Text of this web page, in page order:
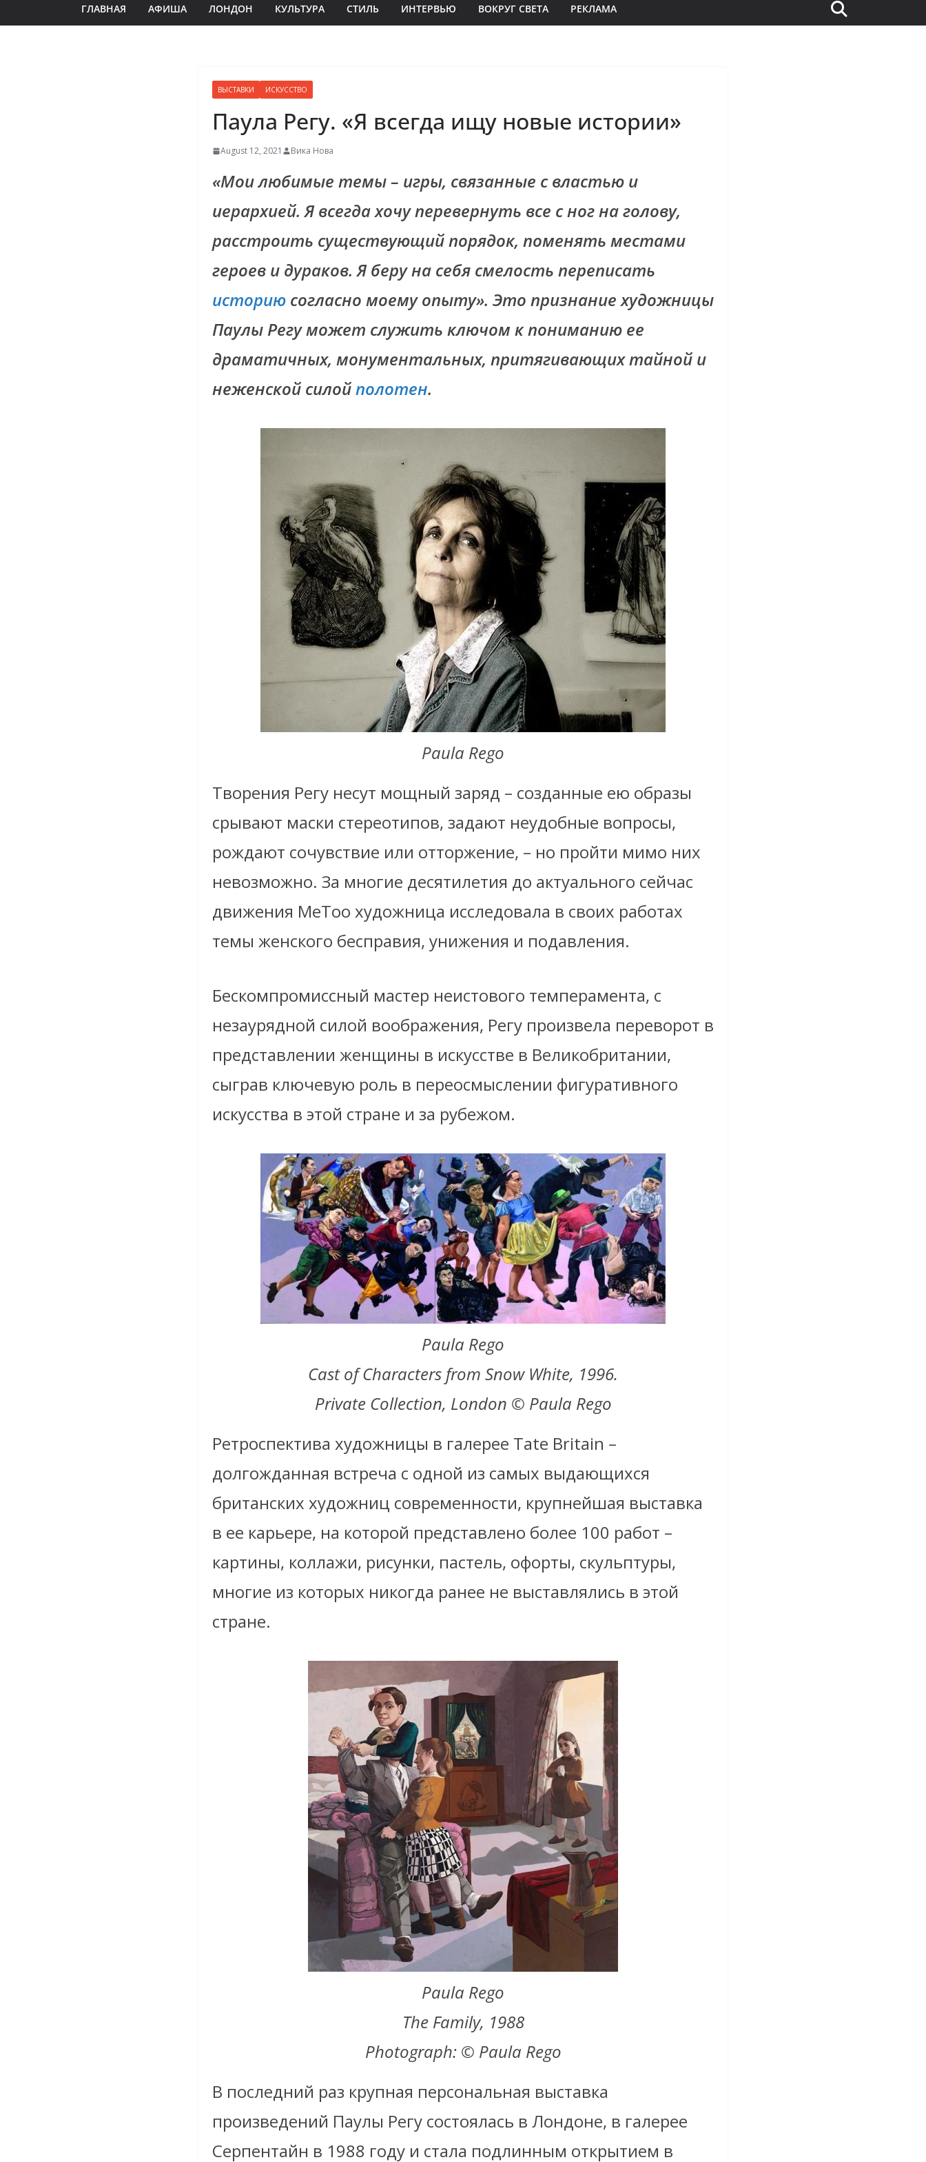
ГЛАВНАЯ АФИША ЛОНДОН КУЛЬТУРА СТИЛЬ ИНТЕРВЬЮ ВОКРУГ СВЕТА РЕКЛАМА
ВЫСТАВКИ ИСКУССТВО
Паула Регу. «Я всегда ищу новые истории»
August 12, 2021 Вика Нова
«Мои любимые темы – игры, связанные с властью и
иерархией. Я всегда хочу перевернуть все с ног на голову,
расстроить существующий порядок, поменять местами
героев и дураков. Я беру на себя смелость переписать
историю согласно моему опыту». Это признание художницы
Паулы Регу может служить ключом к пониманию ее
драматичных, монументальных, притягивающих тайной и
неженской силойполотен.
Paula Rego
Творения Регу несут мощный заряд – созданные ею образы
срывают маски стереотипов, задают неудобные вопросы,
рождают сочувствие или отторжение, – но пройти мимо них
невозможно. За многие десятилетия до актуального сейчас
движения MeToo художница исследовала в своих работах
темы женского бесправия, унижения и подавления.
Бескомпромиссный мастер неистового темперамента, с
незаурядной силой воображения, Регу произвела переворот в
представлении женщины в искусстве в Великобритании,
сыграв ключевую роль в переосмыслении фигуративного
искусства в этой стране и за рубежом.
Paula Rego
Cast of Characters from Snow White, 1996.
Private Collection, London © Paula Rego
Ретроспектива художницы в галерее Tate Britain –
долгожданная встреча с одной из самых выдающихся
британских художниц современности, крупнейшая выставка
в ее карьере, на которой представлено более 100 работ –
картины, коллажи, рисунки, пастель, офорты, скульптуры,
многие из которых никогда ранее не выставлялись в этой
стране.
Paula Rego
The Family, 1988
Photograph: © Paula Rego
В последний раз крупная персональная выставка
произведений Паулы Регу состоялась в Лондоне, в галерее
Серпентайн в 1988 году и стала подлинным открытием в